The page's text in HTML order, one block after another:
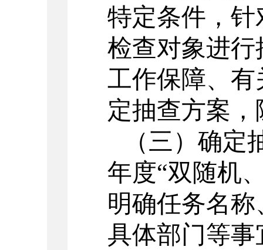
特定条件，
检查对象进
工作保障、
定抽查方案
（三）确定
年度“双随机
明确任务名
具体部门等